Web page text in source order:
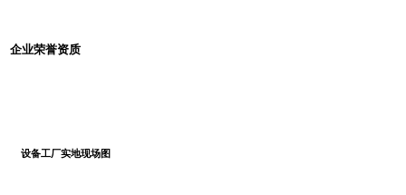
企业荣誉资质
设备工厂实地现场图